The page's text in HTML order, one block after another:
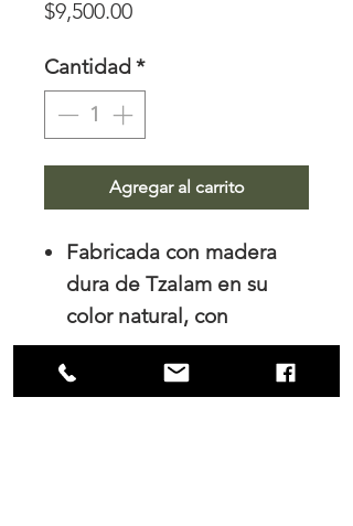
$9,500.00Precio
Cantidad *
Agregar al carrito
Fabricada con madera
dura de Tzalam en su
color natural, con
acabado en poliuretano
mate.